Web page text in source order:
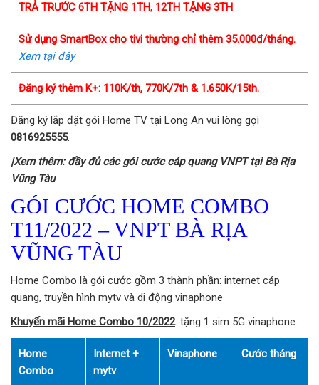
TRẢ TRƯỚC 6TH TẶNG 1TH, 12TH TẶNG 3TH
Sử dụng SmartBox cho tivi thường chỉ thêm 35.000đ/tháng.
Xem tại đây
Đăng ký thêm K+: 110K/th, 770K/7th & 1.650K/15th.
Đăng ký lắp đặt gói Home TV tại Long An vui lòng gọi
0816925555.
|Xem thêm: đầy đủ các gói cước cáp quang VNPT tại Bà Rịa
Vũng Tàu
GÓI CƯỚC HOME COMBO
T11/2022 – VNPT BÀ RỊA
VŨNG TÀU
Home Combo là gói cước gồm 3 thành phần: internet cáp
quang, truyền hình mytv và di động vinaphone
Khuyến mãi Home Combo 10/2022: tặng 1 sim 5G vinaphone.
Home
Combo
Internet +
mytv
Vinaphone Cước tháng